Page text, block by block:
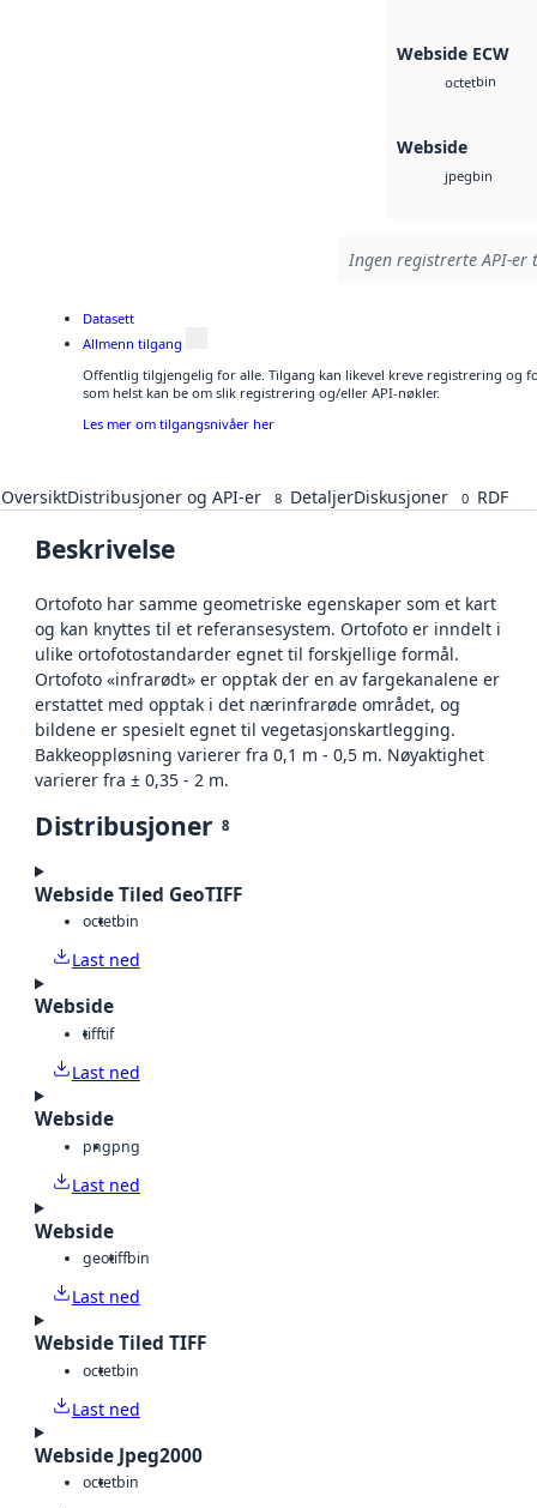
Webside ECW
octetbin
Webside
jpegbin
Ingen registrerte API-
Datasett
Allmenn tilgang
Offentlig tilgjengelig for alle. Tilgang kan likevel kreve registrering og
som helst kan be om slik registrering og/eller API-nøkler.
Les mer om tilgangsnivåer her
OversiktDistribusjoner og API-er 8 DetaljerDiskusjoner 0 RDF
Beskrivelse
Ortofoto har samme geometriske egenskaper som et kart
og kan knyttes til et referansesystem. Ortofoto er inndelt i
ulike ortofotostandarder egnet til forskjellige formål.
Ortofoto «infrarødt» er opptak der en av fargekanalene er
erstattet med opptak i det nærinfrarøde området, og
bildene er spesielt egnet til vegetasjonskartlegging.
Bakkeoppløsning varierer fra 0,1 m - 0,5 m. Nøyaktighet
varierer fra ± 0,35 - 2 m.
Distribusjoner 8
Webside Tiled GeoTIFF
octetbin
Last ned
Webside
tifftif
Last ned
Webside
pngpng
Last ned
Webside
geotiffbin
Last ned
Webside Tiled TIFF
octetbin
Last ned
Webside Jpeg2000
octetbin